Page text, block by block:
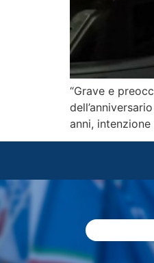
“Grave e
anni,